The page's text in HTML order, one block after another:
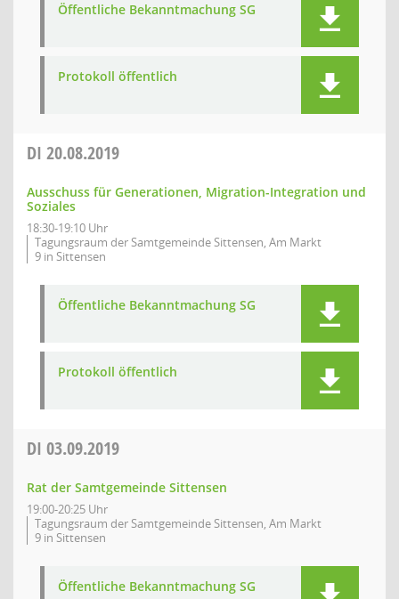
Öffentliche Bekanntmachung SG
Protokoll öffentlich
DI 20.08.2019
Ausschuss für Generationen, Migration-Integration und
Soziales
18:30-19:10 Uhr
Tagungsraum der Samtgemeinde Sittensen, Am Markt
9 in Sittensen
Öffentliche Bekanntmachung SG
Protokoll öffentlich
DI 03.09.2019
Rat der Samtgemeinde Sittensen
19:00-20:25 Uhr
Tagungsraum der Samtgemeinde Sittensen, Am Markt
9 in Sittensen
Öffentliche Bekanntmachung SG